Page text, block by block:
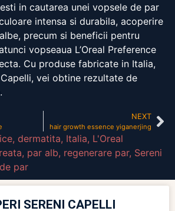
in cautarea unei vopsele de par
intensa si durabila, acoperire
precum si beneficii pentru
vopseaua L’Oreal Preference
Cu produse fabricate in Italia,
vei obtine rezultate de
NEXT
hair growth essence yiganerjing
, dermatita, Italia, L'Oreal
, par alb, regenerare par, Sereni
par
SERENI CAPELLI